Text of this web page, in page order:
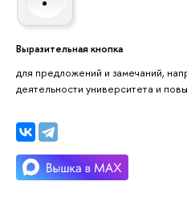
Выразительная кнопка
для предложений и замечаний,
деятельности университета и